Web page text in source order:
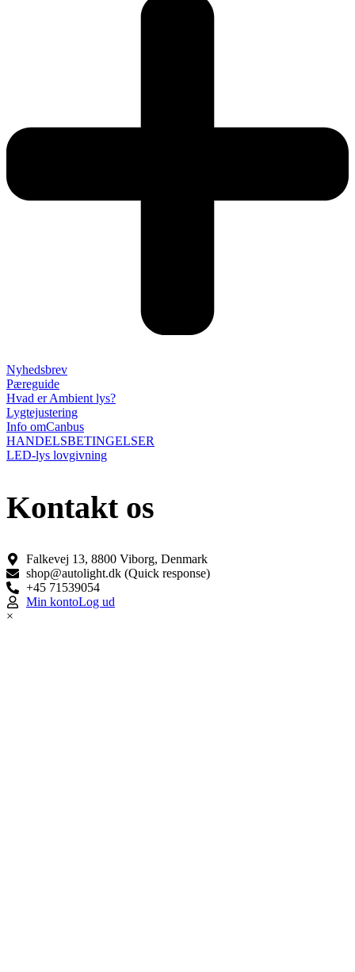
Nyhedsbrev
Pæreguide
Hvad er Ambient lys?
Lygtejustering
Info omCanbus
HANDELSBETINGELSER
LED-lys lovgivning
Kontakt os
Falkevej 13, 8800 Viborg, Denmark
shop@autolight.dk (Quick response)
+45 71539054
Min kontoLog ud
×